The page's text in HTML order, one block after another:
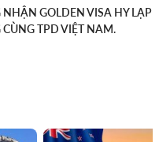
GOLDEN VISA HY LẠP
TPD VIỆT NAM.